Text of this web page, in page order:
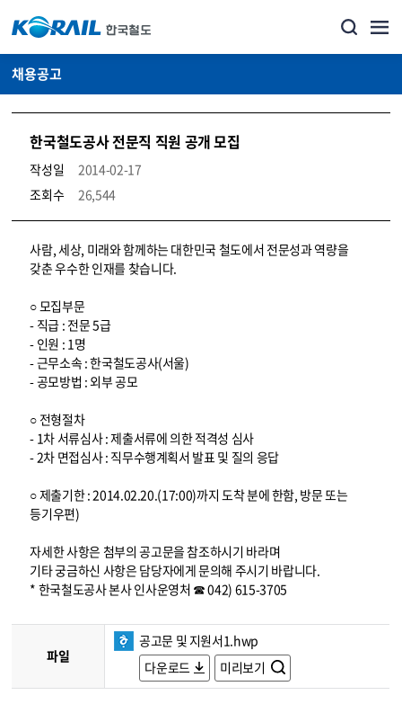
채용공고
한국철도공사 전문직 직원 공개 모집
작성일
2014-02-17
조회수
26,544
코레일소개_경영공시_채용공고 상세보기 – 내용, 파일, 담당자 연락처로 구성
사람, 세상, 미래와 함께하는 대한민국 철도에서 전문성과 역량을
갖춘 우수한 인재를 찾습니다.
○ 모집부문
- 직급 : 전문 5급
- 인원 : 1명
- 근무소속 : 한국철도공사(서울)
- 공모방법 : 외부 공모
○ 전형절차
- 1차 서류심사 : 제출서류에 의한 적격성 심사
- 2차 면접심사 : 직무수행계획서 발표 및 질의 응답
○ 제출기한 : 2014.02.20.(17:00)까지 도착 분에 한함, 방문 또는
등기우편)
자세한 사항은 첨부의 공고문을 참조하시기 바라며
기타 궁금하신 사항은 담당자에게 문의해 주시기 바랍니다.
* 한국철도공사 본사 인사운영처 ☎ 042) 615-3705
파일
공고문 및 지원서1.hwp
다운로드
미리보기